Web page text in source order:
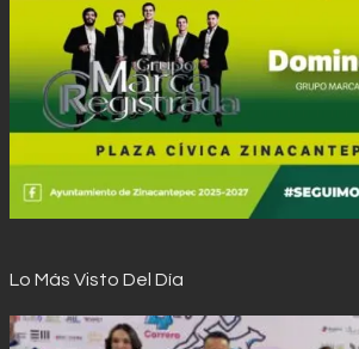
Lo Más Visto Del Día